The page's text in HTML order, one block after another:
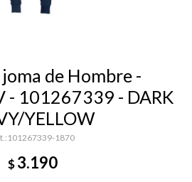
de Hombre -
- 101267339 - DARK
YELLOW
101267339-1870
$3.190